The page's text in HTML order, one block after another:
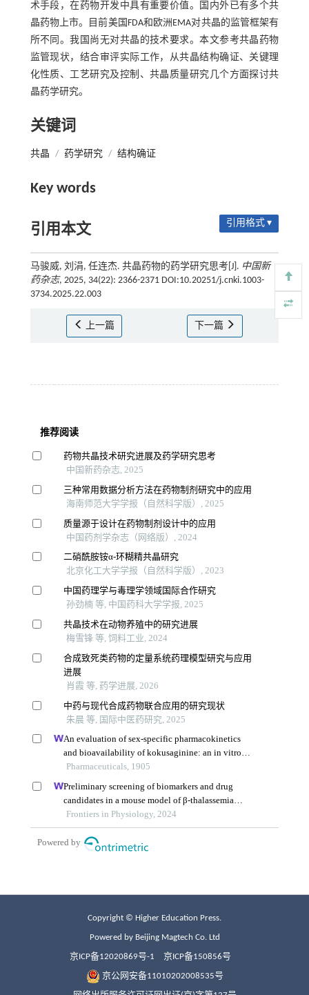
术手段，在药物开发中具有重要价值。国内外已有多个共
晶药物上市。目前美国FDA和欧洲EMA对共晶的监管框架有
所不同。我国尚无对共晶的技术要求。本文参考共晶药物
监管现状，结合审评实际工作，从共晶结构确证、关键理
化性质、工艺研究及控制、共晶质量研究几个方面探讨共
晶药学研究。
关键词
共晶 / 药学研究 / 结构确证
Key words
引用本文 引用格式 ▾
马骏威, 刘涓, 任连杰. 共晶药物的药学研究思考[J]. 中国新
药杂志, 2025, 34(22): 2366-2371 DOI:10.20251/j.cnki.1003-
3734.2025.22.003
上一篇 下一篇
Copyright © Higher Education Press.
Powered by Beijing Magtech Co. Ltd
京ICP备12020869号-1 京ICP备150856号
京公网安备11010202008535号